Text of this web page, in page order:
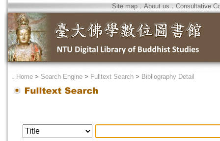
Site map．About us ． Consultative
． Home > Search Engine > Fulltext Search > Bibliography Detail